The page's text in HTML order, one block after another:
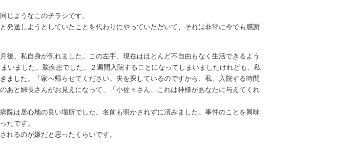
じようなこのチラシです。
送しようとしていたことを代わりにやっていただいて、それは非常に今でも感謝
後、私自身が倒れました。この左手、現在はほとんど不自由もなく生活できるよう
いました。脳疾患でした。２週間入院することになってしまいましたけれども、私
ました。「家へ帰らせてください。夫を探しているのですから、私、入院する時間
あと婦長さんがお見えになって、「小佐々さん、これは神様があなたに与えてくれ
は居心地の良い場所でした。名前も明かされずに済みました。事件のことを興味
たです。
るのが嫌だと思ったくらいです。